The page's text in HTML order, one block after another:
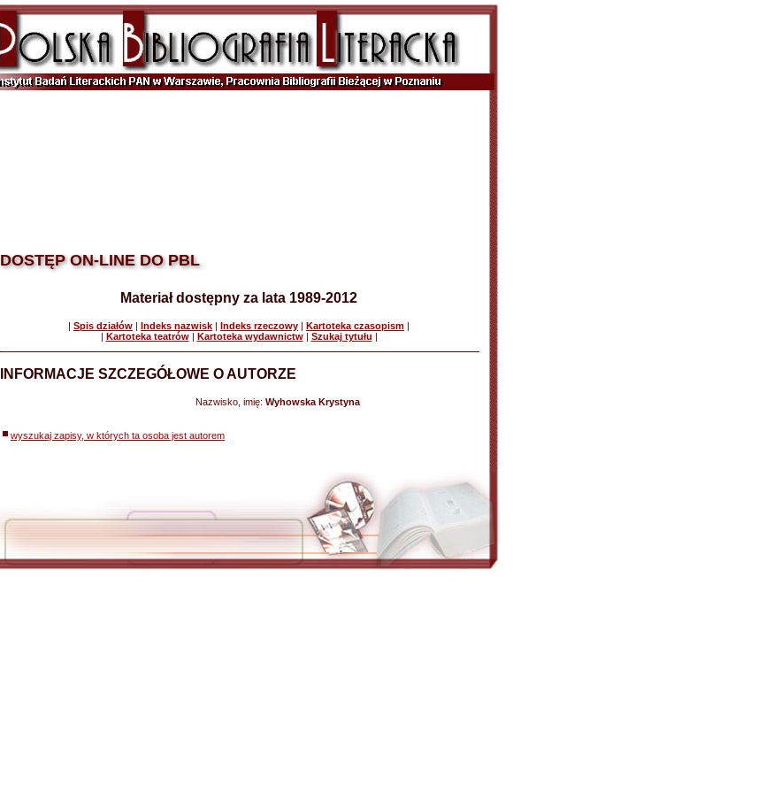
DOSTĘP ON-LINE DO PBL
Materiał dostępny za lata 1989-2012
| Spis działów | Indeks nazwisk | Indeks rzeczowy | Kartoteka czasopism |
| Kartoteka teatrów| Kartoteka wydawnictw| Szukaj tytułu |
INFORMACJE SZCZEGÓŁOWE O AUTORZE
Nazwisko, imię: Wyhowska Krystyna
wyszukaj zapisy, w których ta osoba jest autorem